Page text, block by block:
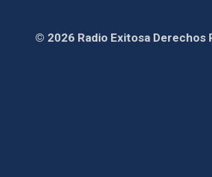
© 2026 Radio Exitosa Derechos